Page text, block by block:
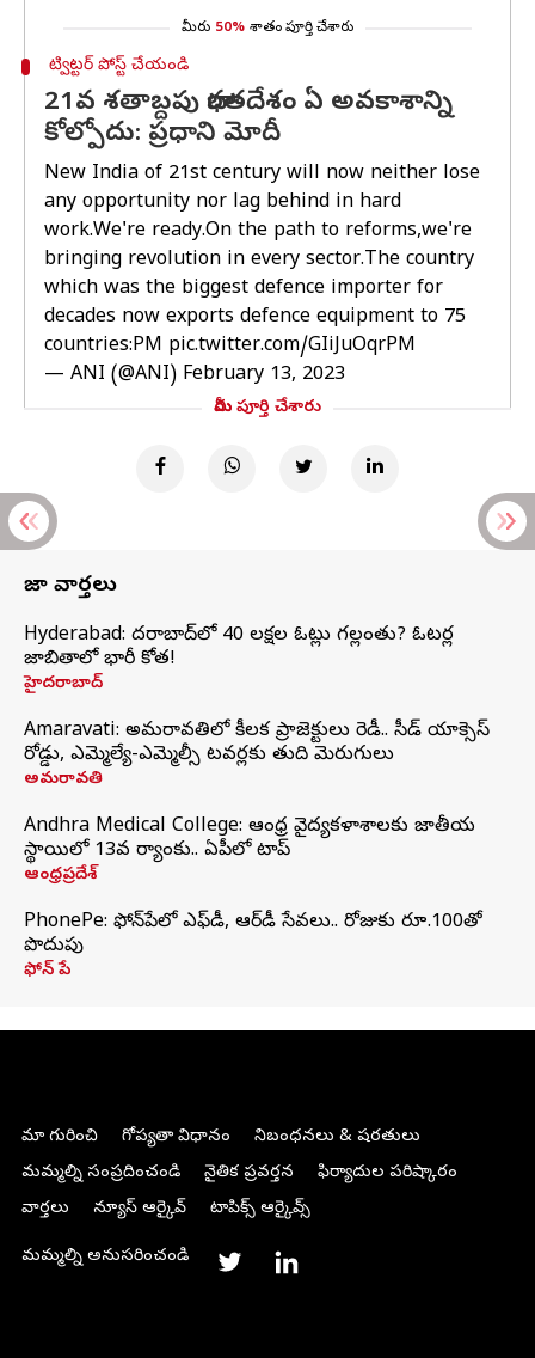
మీరు 50% శాతం పూర్తి చేశారు
ట్విట్టర్ పోస్ట్ చేయండి
21వ శతాబ్దపు భారతదేశం ఏ అవకాశాన్ని
కోల్పోదు: ప్రధాని మోదీ
New India of 21st century will now neither lose
any opportunity nor lag behind in hard
work.We're ready.On the path to reforms,we're
bringing revolution in every sector.The country
which was the biggest defence importer for
decades now exports defence equipment to 75
countries:PM pic.twitter.com/GIiJuOqrPM
— ANI (@ANI) February 13, 2023
మీరు పూర్తి చేశారు
తాజా వార్తలు
Hyderabad: హైదరాబాద్‌లో 40 లక్షల ఓట్లు గల్లంతు? ఓటర్ల
జాబితాలో భారీ కోత!
హైదరాబాద్
Amaravati: అమరావతిలో కీలక ప్రాజెక్టులు రెడీ.. సీడ్‌ యాక్సెస్‌
రోడ్డు, ఎమ్మెల్యే-ఎమ్మెల్సీ టవర్లకు తుది మెరుగులు
అమరావతి
Andhra Medical College: ఆంధ్ర వైద్యకళాశాలకు జాతీయ
స్థాయిలో 13వ ర్యాంకు.. ఏపీలో టాప్
ఆంధ్రప్రదేశ్
PhonePe: ఫోన్‌పేలో ఎఫ్‌డీ, ఆర్‌డీ సేవలు.. రోజుకు రూ.100తో
పొదుపు
ఫోన్‌ పే
మా గురించి గోప్యతా విధానం
నిబంధనలు & షరతులు
మమ్మల్ని సంప్రదించండి
నైతిక ప్రవర్తన
ఫిర్యాదుల పరిష్కారం
వార్తలు
న్యూస్ ఆర్కైవ్ టాపిక్స్ ఆర్కైవ్స్
మమ్మల్ని అనుసరించండి